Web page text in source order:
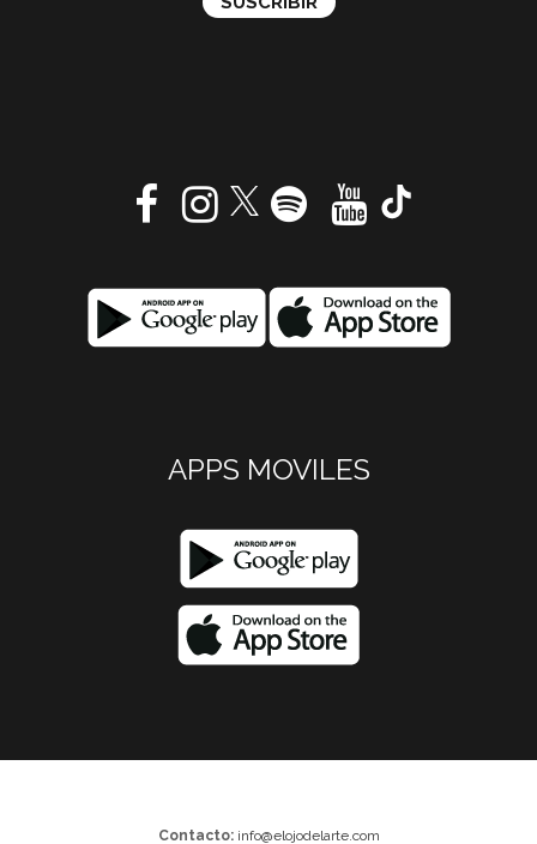
APPS MOVILES
Contacto: info@elojodelarte.com